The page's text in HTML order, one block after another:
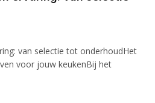
van selectie tot onderhoudHet
voor jouw keukenBij het